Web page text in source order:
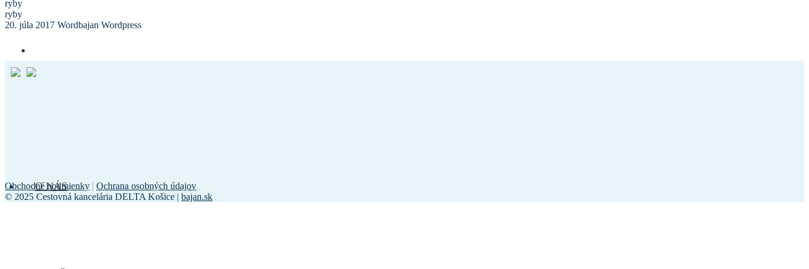
O NÁS
ryby
ryby
20. júla 2017 Wordbajan Wordpress
Obchodné podmienky | Ochrana osobných údajov
© 2025 Cestovná kancelária DELTA Košice | bajan.sk